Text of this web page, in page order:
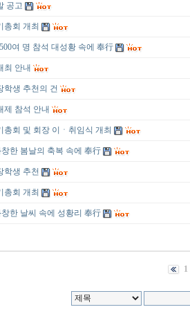
공고
총회 개최
여 명 참석 대성황 속에 奉行
최 안내
학생 추천의 건
제 참석 안내
총회 및 회장 이ㆍ취임식 개최
창한 봄날의 축복 속에 奉行
학생 추천
총회 개최
창한 날씨 속에 성황리 奉行
1